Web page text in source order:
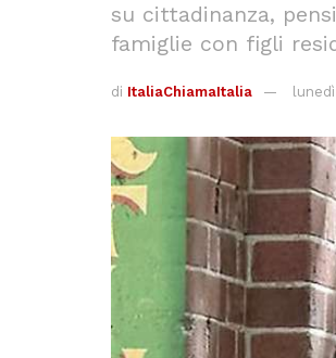
su cittadinanza,
famiglie con figli
di ItaliaChiamaItalia